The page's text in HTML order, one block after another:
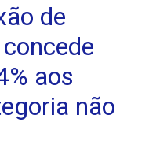
de
aos
não